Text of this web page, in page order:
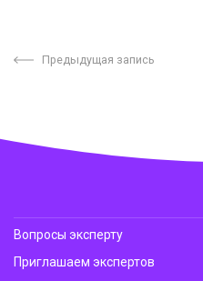
Предыдущая запись
Вопросы эксперту
Приглашаем экспертов